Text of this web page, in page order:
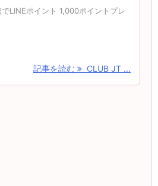
LINEポイント 1,000ポイントプレ
記事を読む CLUB JT ...